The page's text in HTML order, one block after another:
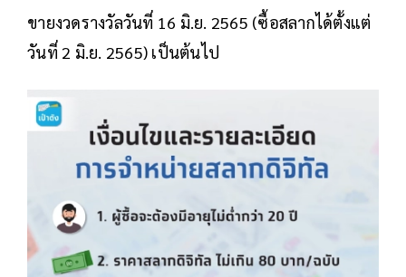
ขายงวดรางวัลวันที่ 16 มิ.ย. 2565 (ซื้อสลากได้ตั้งแต่
วันที่ 2 มิ.ย. 2565) เป็นต้นไป